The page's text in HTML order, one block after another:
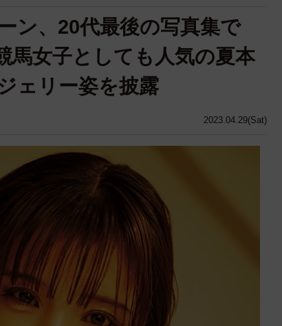
2023.04.29(Sat)
ン、20代最後の写真集で
馬女子としても人気の夏本
ェリー姿を披露